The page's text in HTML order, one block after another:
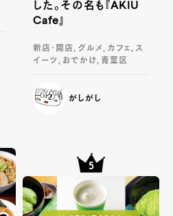
した。その名も『AKIU
Cafe』
新店・開店, グルメ, カフェ, ス
イーツ, おでかけ, 青葉区
がしがし